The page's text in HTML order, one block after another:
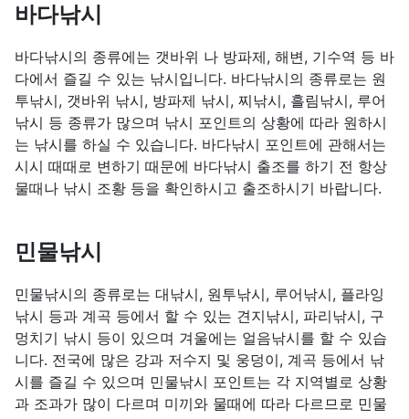
바다낚시
바다낚시의 종류에는 갯바위 나 방파제, 해변, 기수역 등 바
다에서 즐길 수 있는 낚시입니다. 바다낚시의 종류로는 원
투낚시, 갯바위 낚시, 방파제 낚시, 찌낚시, 흘림낚시, 루어
낚시 등 종류가 많으며 낚시 포인트의 상황에 따라 원하시
는 낚시를 하실 수 있습니다. 바다낚시 포인트에 관해서는
시시 때때로 변하기 때문에 바다낚시 출조를 하기 전 항상
물때나 낚시 조황 등을 확인하시고 출조하시기 바랍니다.
민물낚시
민물낚시의 종류로는 대낚시, 원투낚시, 루어낚시, 플라잉
낚시 등과 계곡 등에서 할 수 있는 견지낚시, 파리낚시, 구
멍치기 낚시 등이 있으며 겨울에는 얼음낚시를 할 수 있습
니다. 전국에 많은 강과 저수지 및 웅덩이, 계곡 등에서 낚
시를 즐길 수 있으며 민물낚시 포인트는 각 지역별로 상황
과 조과가 많이 다르며 미끼와 물때에 따라 다르므로 민물